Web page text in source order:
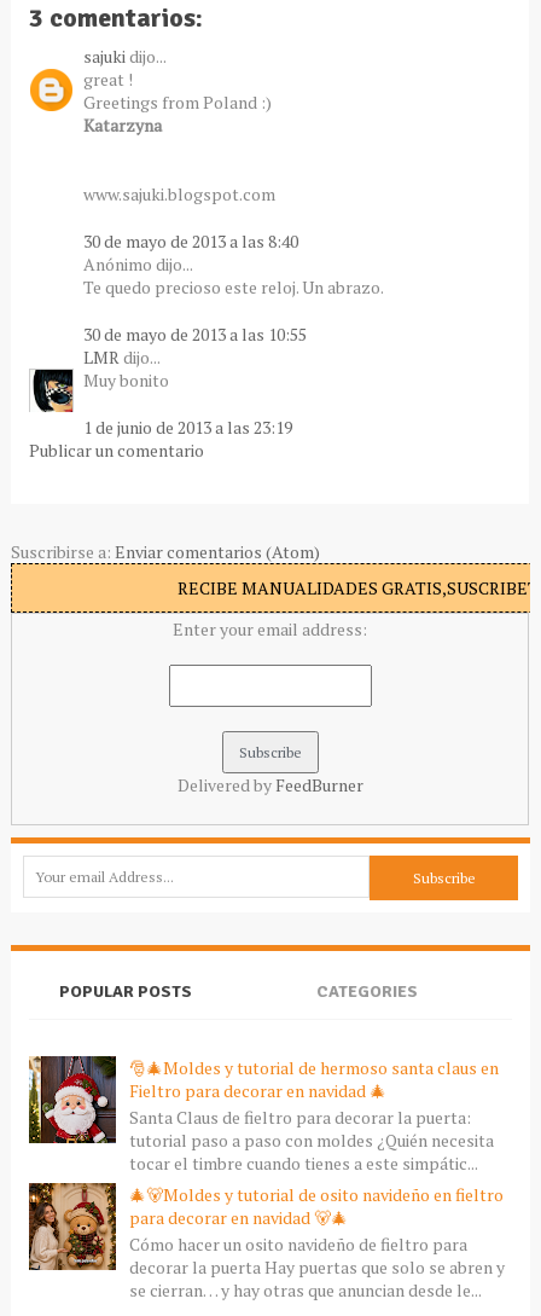
3 comentarios:
sajukidijo...
great !
Greetings from Poland :)
Katarzyna
www.sajuki.blogspot.com
30 de mayo de 2013 a las 8:40
Anónimo dijo...
Te quedo precioso este reloj. Un abrazo.
30 de mayo de 2013 a las 10:55
LMRdijo...
Muy bonito
1 de junio de 2013 a las 23:19
Publicar un comentario
Suscribirse a: Enviar comentarios (Atom)
RECIBE MANUALIDADES
Enter your email address:
Delivered by FeedBurner
POPULAR POSTS CATEGORIES
🎅🎄Moldes y tutorial de hermoso santa claus en
Fieltro para decorar en navidad 🎄
Santa Claus de fieltro para decorar la puerta:
tutorial paso a paso con moldes ¿Quién necesita
tocar el timbre cuando tienes a este simpátic...
🎄🐻Moldes y tutorial de osito navideño en fieltro
para decorar en navidad 🐻🎄
Cómo hacer un osito navideño de fieltro para
decorar la puerta Hay puertas que solo se abren y
se cierran… y hay otras que anuncian desde le...